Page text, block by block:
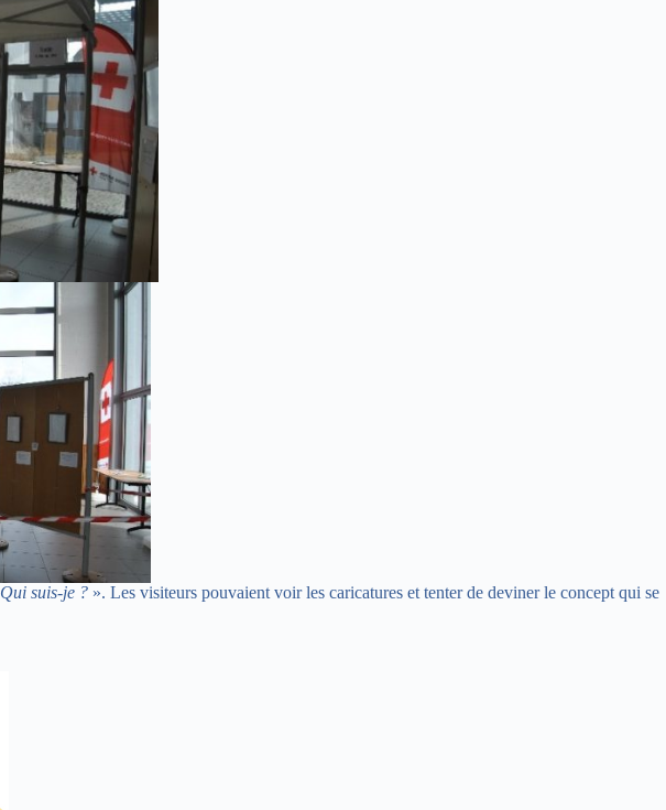
Qui suis-je ? ». Les visiteurs pouvaient voir les caricatures et tenter de deviner le concept qui se